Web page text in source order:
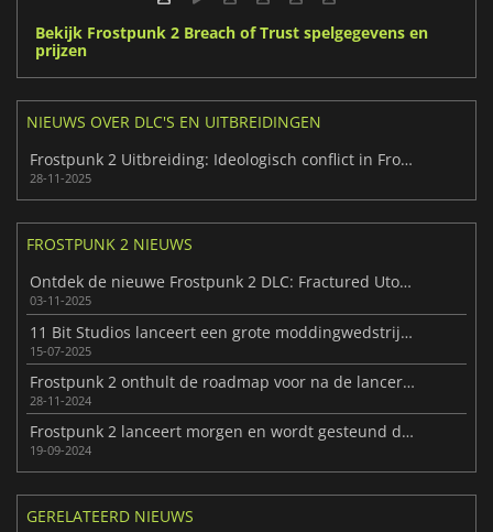
Bekijk Frostpunk 2 Breach of Trust spelgegevens en
prijzen
NIEUWS OVER DLC'S EN UITBREIDINGEN
Frostpunk 2 Uitbreiding: Ideologisch conflict in Frostland
28-11-2025
FROSTPUNK 2 NIEUWS
Ontdek de nieuwe Frostpunk 2 DLC: Fractured Utopias
03-11-2025
11 Bit Studios lanceert een grote moddingwedstrijd voor Frostpunk 2
15-07-2025
Frostpunk 2 onthult de roadmap voor na de lancering
28-11-2024
Frostpunk 2 lanceert morgen en wordt gesteund door positieve kritieken
19-09-2024
GERELATEERD NIEUWS